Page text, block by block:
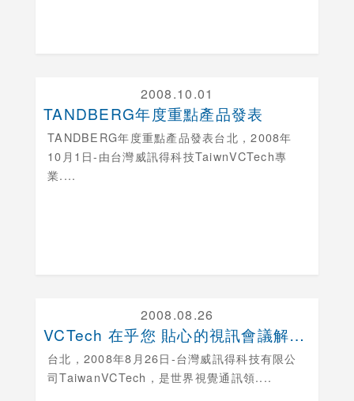
2008.10.01
TANDBERG年度重點產品發表
TANDBERG年度重點產品發表台北，2008年
10月1日-由台灣威訊得科技TaiwnVCTech專
業....
2008.08.26
VCTech 在乎您 貼心的視訊會議解決方案
台北， 2008年8月26日-台灣威訊得科技有限公
司TaiwanVCTech，是世界視覺通訊領....